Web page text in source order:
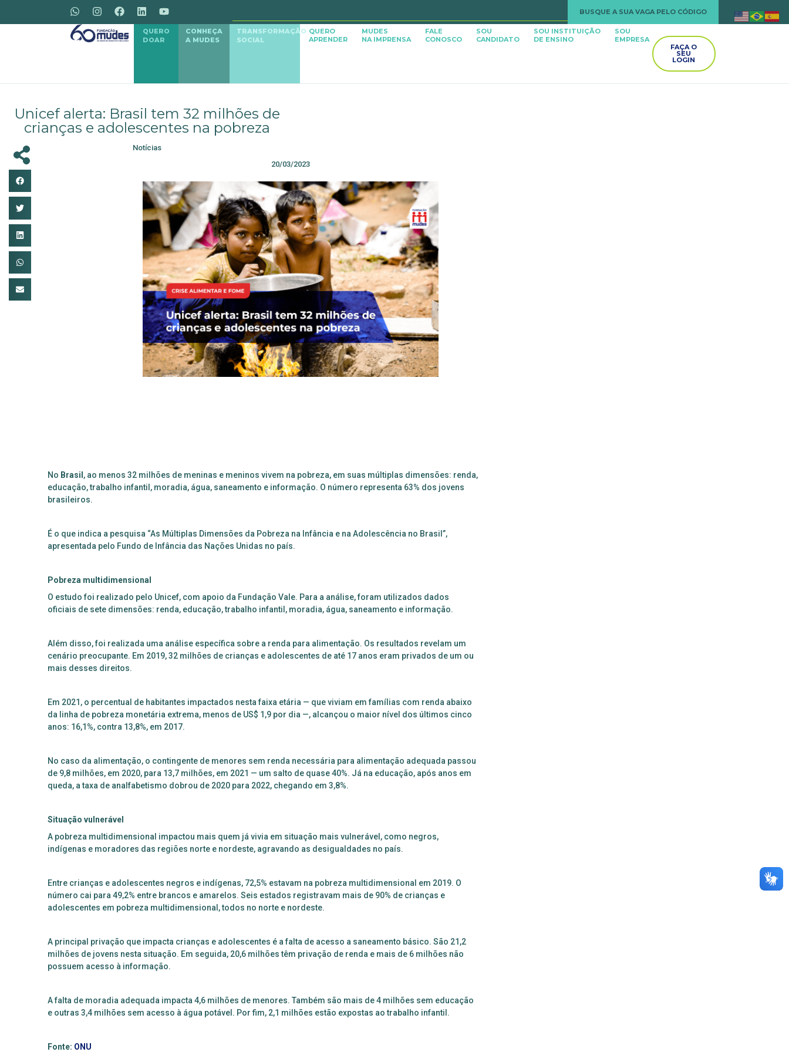
BUSQUE A SUA VAGA PELO CÓDIGO
QUERO
DOAR
CONHEÇA
A MUDES
TRANSFORMAÇÃO
SOCIAL
QUERO
APRENDER
MUDES
NA IMPRENSA
FALE
CONOSCO
SOU
CANDIDATO
SOU INSTITUIÇÃO
DE ENSINO
SOU
EMPRESA
FAÇA O
SEU
LOGIN
Unicef alerta: Brasil tem 32 milhões de
crianças e adolescentes na pobreza
Notícias
20/03/2023
No Brasil , ao menos 32 milhões de meninas e meninos vivem na pobreza, em suas múltiplas dimensões: renda,
educação, trabalho infantil, moradia, água, saneamento e informação. O número representa 63% dos jovens
brasileiros.
É o que indica a pesquisa “As Múltiplas Dimensões da Pobreza na Infância e na Adolescência no Brasil”,
apresentada pelo Fundo de Infância das Nações Unidas no país.
Pobreza multidimensional
O estudo foi realizado pelo Unicef, com apoio da Fundação Vale. Para a análise, foram utilizados dados
oficiais de sete dimensões: renda, educação, trabalho infantil, moradia, água, saneamento e informação.
Além disso, foi realizada uma análise específica sobre a renda para alimentação. Os resultados revelam um
cenário preocupante. Em 2019, 32 milhões de crianças e adolescentes de até 17 anos eram privados de um ou
mais desses direitos.
Em 2021, o percentual de habitantes impactados nesta faixa etária — que viviam em famílias com renda abaixo
da linha de pobreza monetária extrema, menos de US$ 1,9 por dia —, alcançou o maior nível dos últimos cinco
anos: 16,1%, contra 13,8%, em 2017.
No caso da alimentação, o contingente de menores sem renda necessária para alimentação adequada passou
de 9,8 milhões, em 2020, para 13,7 milhões, em 2021 — um salto de quase 40%. Já na educação, após anos em
queda, a taxa de analfabetismo dobrou de 2020 para 2022, chegando em 3,8%.
Situação vulnerável
A pobreza multidimensional impactou mais quem já vivia em situação mais vulnerável, como negros,
indígenas e moradores das regiões norte e nordeste, agravando as desigualdades no país.
Entre crianças e adolescentes negros e indígenas, 72,5% estavam na pobreza multidimensional em 2019. O
número cai para 49,2% entre brancos e amarelos. Seis estados registravam mais de 90% de crianças e
adolescentes em pobreza multidimensional, todos no norte e nordeste.
A principal privação que impacta crianças e adolescentes é a falta de acesso a saneamento básico. São 21,2
milhões de jovens nesta situação. Em seguida, 20,6 milhões têm privação de renda e mais de 6 milhões não
possuem acesso à informação.
A falta de moradia adequada impacta 4,6 milhões de menores. Também são mais de 4 milhões sem educação
e outras 3,4 milhões sem acesso à água potável. Por fim, 2,1 milhões estão expostas ao trabalho infantil.
Fonte: ONU